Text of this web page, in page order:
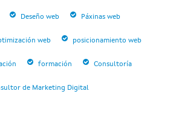
Deseño web Páxinas web
web posicionamiento web
formación Consultoría
de Marketing Digital